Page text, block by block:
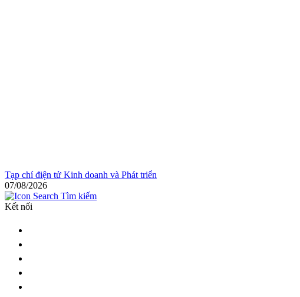
Tạp chí điện tử Kinh doanh và Phát triển
07/08/2026
Tìm kiếm
Kết nối